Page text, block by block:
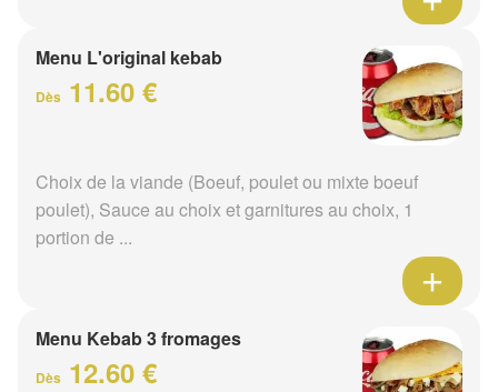
Menu L'original kebab
Dès 11.60 €
Choix de la viande (Boeuf, poulet ou mixte boeuf
poulet), Sauce au choix et garnitures au choix, 1
portion de ...
Menu Kebab 3 fromages
Dès 12.60 €